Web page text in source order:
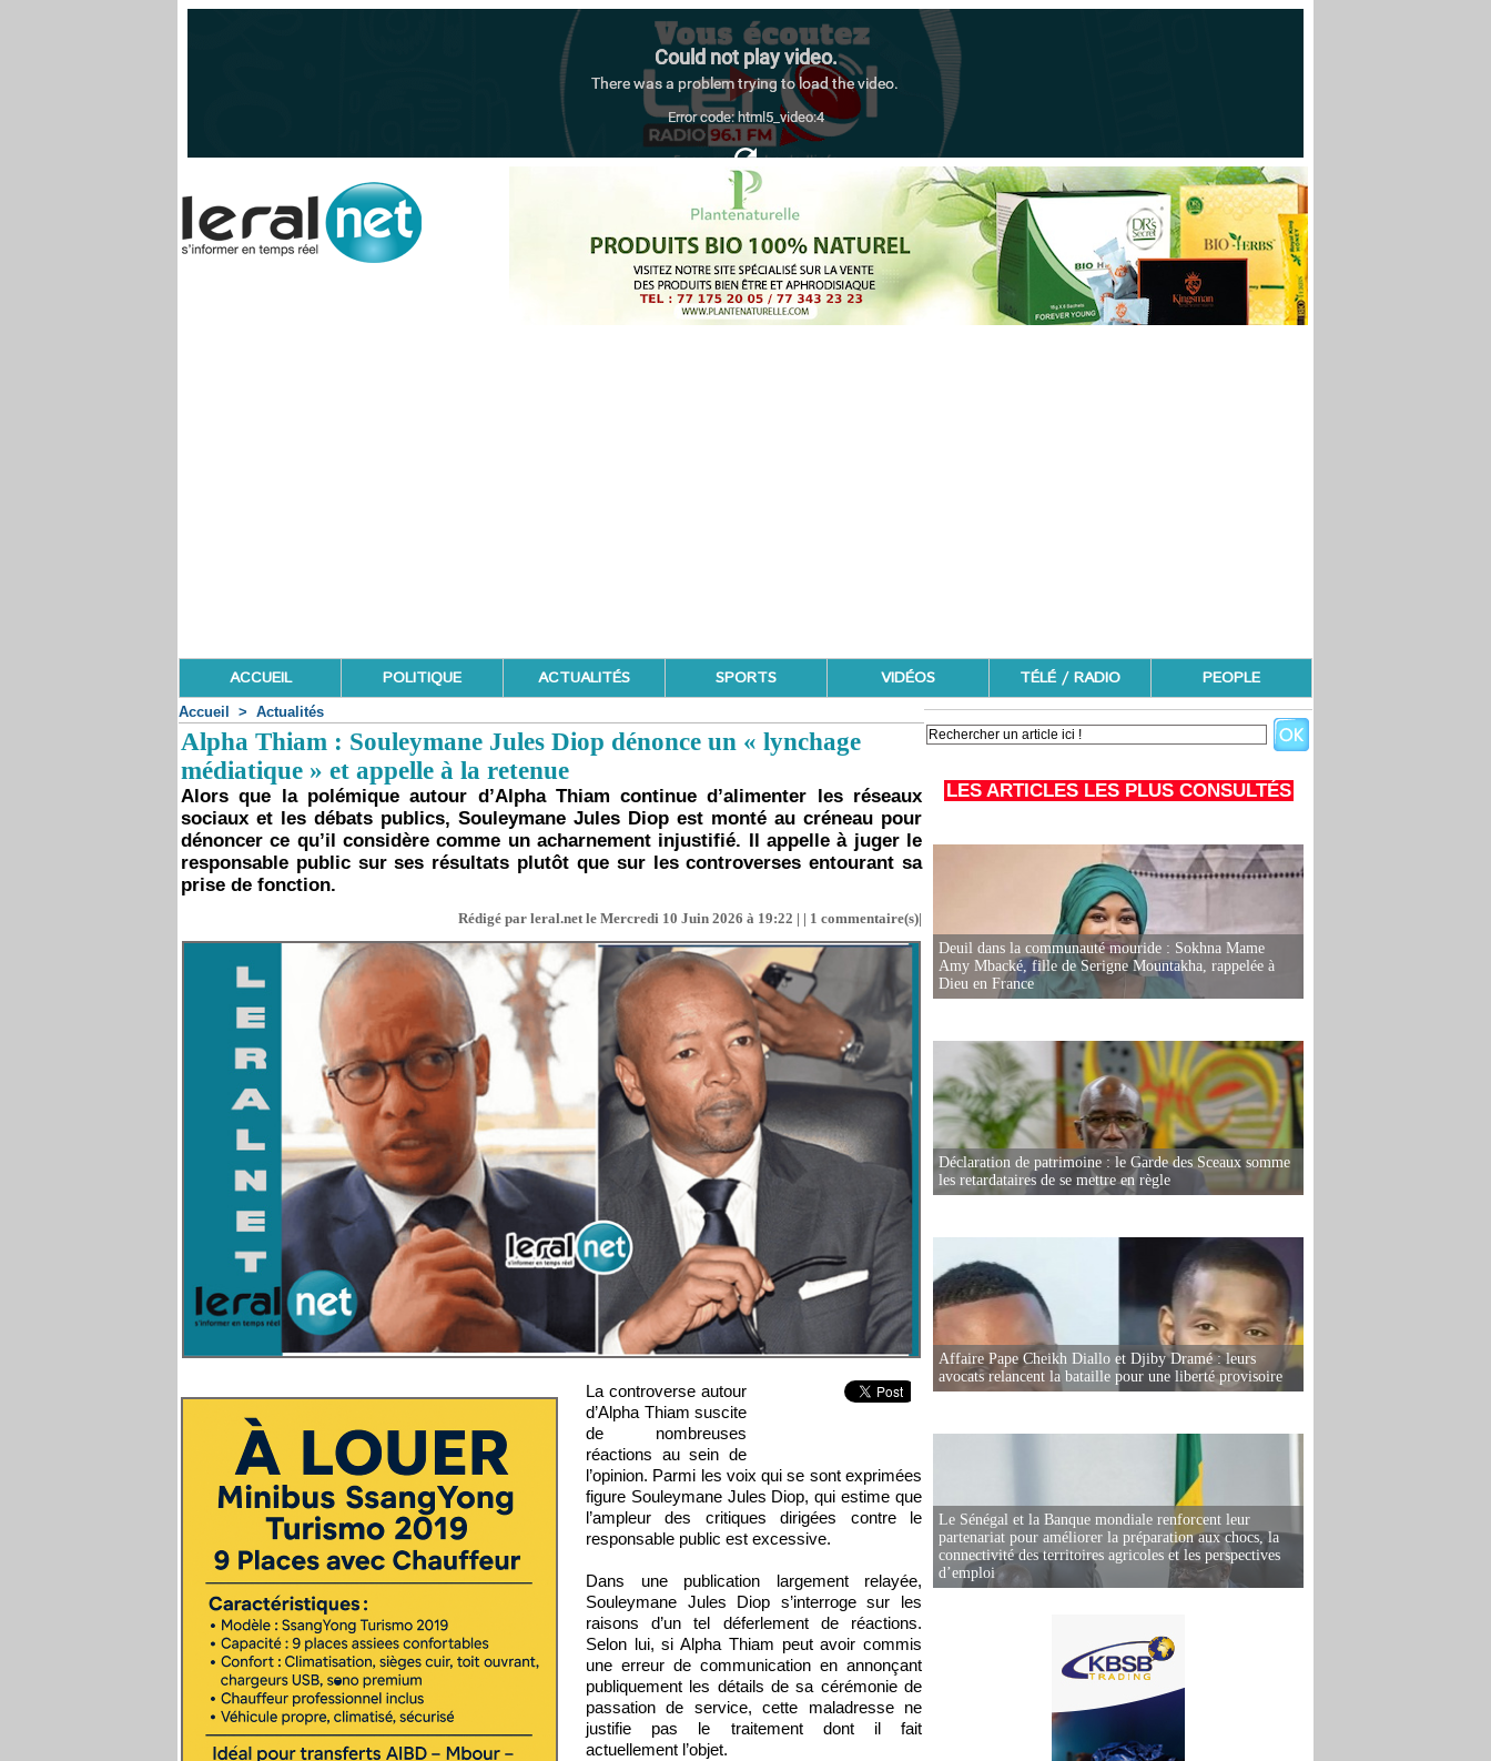
ACCUEIL POLITIQUE ACTUALITÉS SPORTS VIDÉOS TÉLÉ / RADIO PEOPLE
Accueil > Actualités
Alpha Thiam : Souleymane Jules Diop dénonce un « lynchage
médiatique » et appelle à la retenue
Alors que la polémique autour d’Alpha Thiam continue d’alimenter les réseaux
sociaux et les débats publics, Souleymane Jules Diop est monté au créneau pour
dénoncer ce qu’il considère comme un acharnement injustifié. Il appelle à juger le
responsable public sur ses résultats plutôt que sur les controverses entourant sa
prise de fonction.
Rédigé par leral.net le Mercredi 10 Juin 2026 à 19:22 | | 1 commentaire(s)|
La controverse autour
d’Alpha Thiam suscite
de nombreuses
réactions au sein de
l’opinion. Parmi les voix qui se sont exprimées
figure Souleymane Jules Diop, qui estime que
l’ampleur des critiques dirigées contre le
responsable public est excessive.
Dans une publication largement relayée,
Souleymane Jules Diop s’interroge sur les
raisons d’un tel déferlement de réactions.
Selon lui, si Alpha Thiam peut avoir commis
une erreur de communication en annonçant
publiquement les détails de sa cérémonie de
passation de service, cette maladresse ne
justifie pas le traitement dont il fait
actuellement l’objet.
LES ARTICLES LES PLUS CONSULTÉS
Deuil dans la communauté mouride : Sokhna Mame
Amy Mbacké, fille de Serigne Mountakha, rappelée à
Dieu en France
Déclaration de patrimoine : le Garde des Sceaux somme
les retardataires de se mettre en règle
Affaire Pape Cheikh Diallo et Djiby Dramé : leurs
avocats relancent la bataille pour une liberté provisoire
Le Sénégal et la Banque mondiale renforcent leur
partenariat pour améliorer la préparation aux chocs, la
connectivité des territoires agricoles et les perspectives
d’emploi